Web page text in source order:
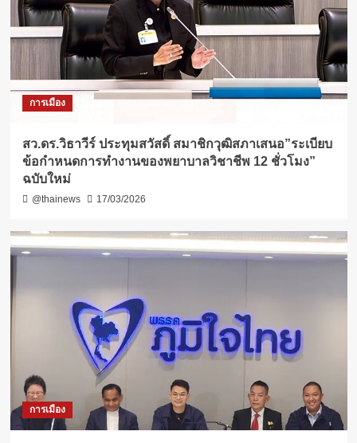
การเมือง
สว.ดร.วิธา​วีร์​ ประทุ​ม​สวัสดิ์​ สมาชิกวุฒิสภาเสนอ”ระเบียบ
ข้อกำหนดการทำงานของพยาบาลวิชาชีพ​ 12 ชั่วโมง​”
ฉบับใหม่
@thainews 17/03/2026
การเมือง